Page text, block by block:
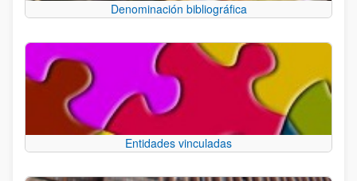
Denominación bibliográfica
Entidades vinculadas